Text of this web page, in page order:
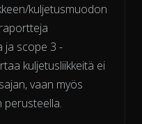
kuljetusmuodon
ja scope 3 -
kuljetusliikkeitä ei
vaan myös
perusteella.